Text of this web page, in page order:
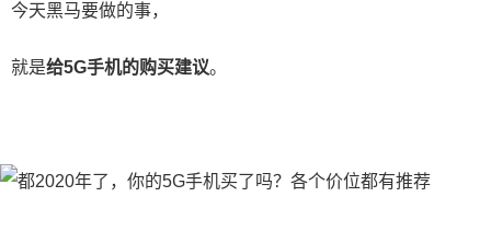
今天黑马要做的事，
就是给5G手机的购买建议。